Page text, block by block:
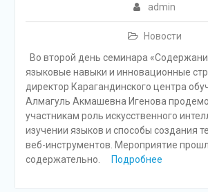
admin
Новости
Во второй день семинара
языковые навыки и инновационные
директор Карагандинского центра
Алмагуль Акмашевна Игенова
участникам роль искусственного
изучении языков и способы создания
веб-инструментов. Мероприятие
содержательно.
Подробнее